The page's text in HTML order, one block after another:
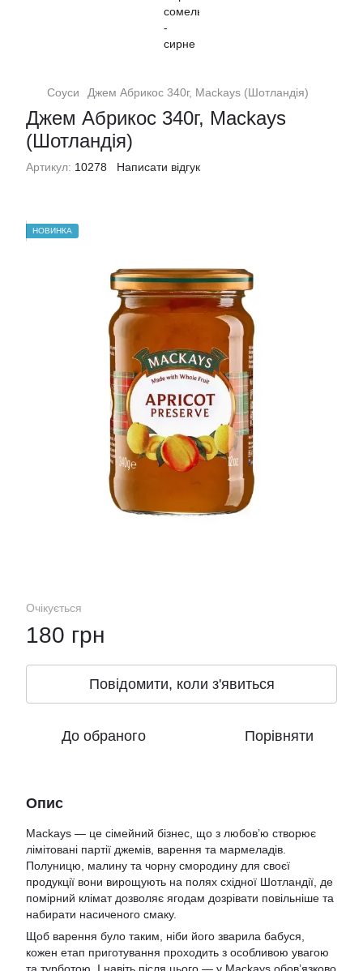
Соуси Джем Абрикос 340г, Mackays (Шотландія)
Джем Абрикос 340г, Mackays
(Шотландія)
Артикул: 10278 Написати відгук
НОВИНКА
Очікується
180 грн
Повідомити, коли з'явиться
До обраного Порівняти
Опис
Mackays — це сімейний бізнес, що з любов’ю створює
лімітовані партії джемів, варення та мармеладів.
Полуницю, малину та чорну смородину для своєї
продукції вони вирощують на полях східної Шотландії, де
помірний клімат дозволяє ягодам дозрівати повільніше та
набирати насиченого смаку.
Щоб варення було таким, ніби його зварила бабуся,
кожен етап приготування проходить з особливою увагою